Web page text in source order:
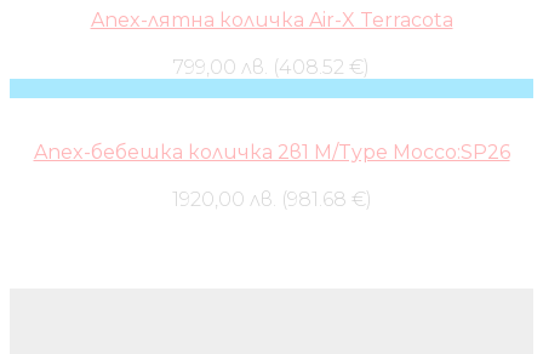
Anex-лятна количка Air-X Terracota
799,00 лв. (408.52 €)
Anex-бебешка количка 2в1 M/Type Mocco:SP26
1920,00 лв. (981.68 €)